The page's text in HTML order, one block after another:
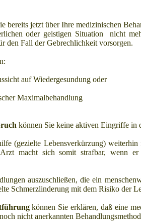
bereits jetzt über Ihre medizinischen
oder geistigen Situation nicht
den Fall der Gebrechlichkeit vorsorgen.
auf Wiedergesundung oder
Maximalbehandlung
können Sie keine aktiven Eingriffe in
(gezielte Lebensverkürzung) weiterhin
macht sich somit strafbar, wenn
auszuschließen, die ein
Schmerzlinderung mit dem Risiko der
können Sie erklären, daß eine
nicht anerkannten